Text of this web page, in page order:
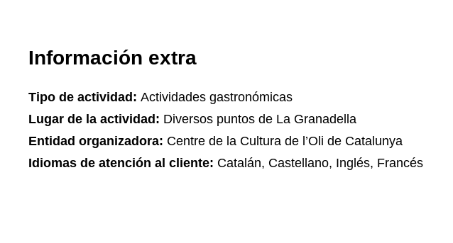
Información extra
Tipo de actividad: Actividades gastronómicas
Lugar de la actividad: Diversos puntos de La Granadella
Entidad organizadora: Centre de la Cultura de l’Oli de Catalunya
Idiomas de atención al cliente: Catalán, Castellano, Inglés, Francés